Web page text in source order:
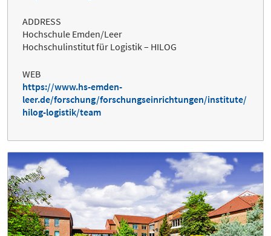
ADDRESS
Hochschule Emden/Leer
Hochschulinstitut für Logistik – HILOG
WEB
https://www.hs-emden-
leer.de/forschung/forschungseinrichtungen/institute/
hilog-logistik/team